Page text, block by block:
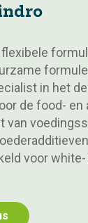
in het
de food- en
van
voor white-